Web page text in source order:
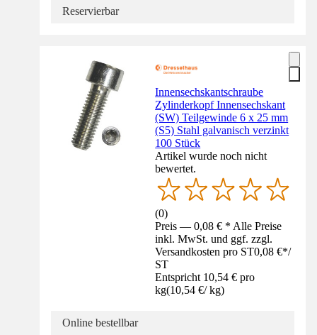
Reservierbar
Innensechskantschraube
Zylinderkopf Innensechskant
(SW) Teilgewinde 6 x 25 mm
(S5) Stahl galvanisch verzinkt
100 Stück
Artikel wurde noch nicht
bewertet.
(0)
Preis — 0,08 € * Alle Preise
inkl. MwSt. und ggf. zzgl.
Versandkosten pro ST0,08 €*/
ST
Entspricht 10,54 € pro
kg(10,54 €/ kg)
Online bestellbar